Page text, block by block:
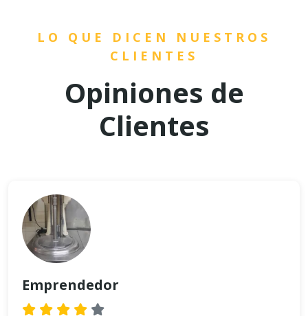
LO QUE DICEN NUESTROS
CLIENTES
Opiniones de
Clientes
Emprendedor